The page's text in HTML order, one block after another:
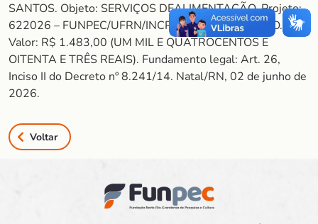
SANTOS. Objeto: SERVIÇOS DEALIMENTAÇÃO. Projeto:
622026 – FUNPEC/UFRN/INCRA/EDUC NO CAMPO.
Valor: R$ 1.483,00 (UM MIL E QUATROCENTOS E
OITENTA E TRÊS REAIS). Fundamento legal: Art. 26,
Inciso II do Decreto nº 8.241/14. Natal/RN, 02 de junho de
2026.
Voltar